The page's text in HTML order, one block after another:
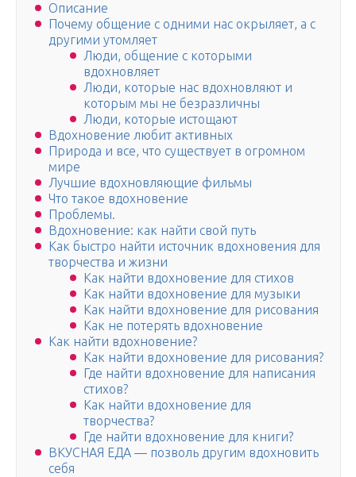
Описание
Почему общение с одними нас окрыляет, а с
другими утомляет
Люди, общение с которыми
вдохновляет
Люди, которые нас вдохновляют и
которым мы не безразличны
Люди, которые истощают
Вдохновение любит активных
Природа и все, что существует в огромном
мире
Лучшие вдохновляющие фильмы
Что такое вдохновение
Проблемы.
Вдохновение: как найти свой путь
Как быстро найти источник вдохновения для
творчества и жизни
Как найти вдохновение для стихов
Как найти вдохновение для музыки
Как найти вдохновение для рисования
Как не потерять вдохновение
Как найти вдохновение?
Как найти вдохновение для рисования?
Где найти вдохновение для написания
стихов?
Как найти вдохновение для
творчества?
Где найти вдохновение для книги?
ВКУСНАЯ ЕДА — позволь другим вдохновить
себя